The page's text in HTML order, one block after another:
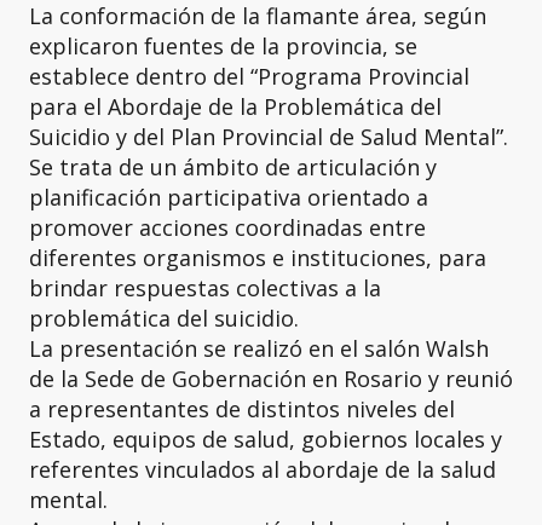
La conformación de la flamante área, según
explicaron fuentes de la provincia, se
establece dentro del “Programa Provincial
para el Abordaje de la Problemática del
Suicidio y del Plan Provincial de Salud Mental”.
Se trata de un ámbito de articulación y
planificación participativa orientado a
promover acciones coordinadas entre
diferentes organismos e instituciones, para
brindar respuestas colectivas a la
problemática del suicidio.
La presentación se realizó en el salón Walsh
de la Sede de Gobernación en Rosario y reunió
a representantes de distintos niveles del
Estado, equipos de salud, gobiernos locales y
referentes vinculados al abordaje de la salud
mental.